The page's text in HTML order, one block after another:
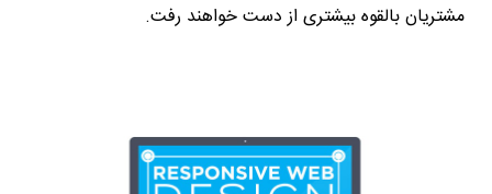
مشتریان بالقوه بیشتری از دست خواهند رفت.